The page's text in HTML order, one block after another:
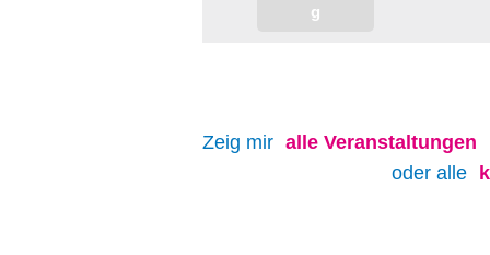
Zeig mir alle Veranstaltungen
oder alle